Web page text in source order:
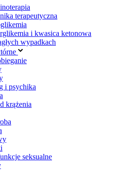
terapeutyczna
i kwasica ketonowa
wypadkach
i psychika
krążenia
seksualne